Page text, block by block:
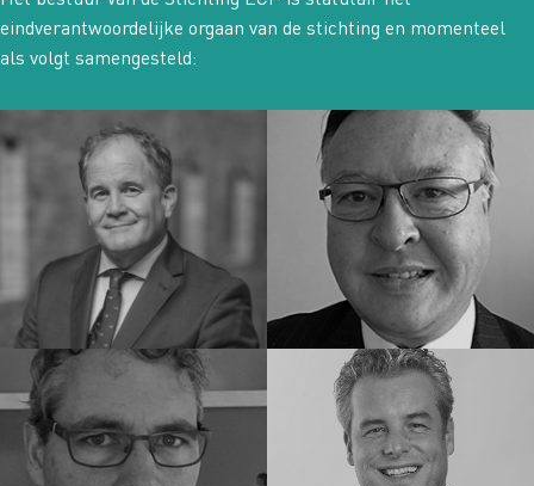
eindverantwoordelijke orgaan van de stichting en momenteel
als volgt samengesteld: